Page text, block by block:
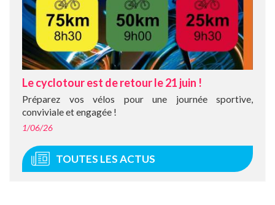
Le cyclotour est de retour le 21 juin !
Préparez vos vélos pour une journée sportive,
conviviale et engagée !
1/06/26
TOUTES LES ACTUS